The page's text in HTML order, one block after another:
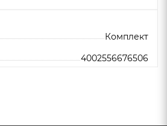
Комплект
4002556676506